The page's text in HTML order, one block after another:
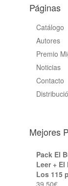
Páginas
Catálogo
Autores
Premio
Noticias
Contacto
Mejores
Pack El
Leer +
Los 115
39,50€